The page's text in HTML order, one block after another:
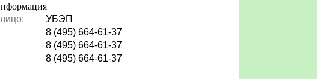
УБЭП
8 (495) 664-61-37
8 (495) 664-61-37
8 (495) 664-61-37